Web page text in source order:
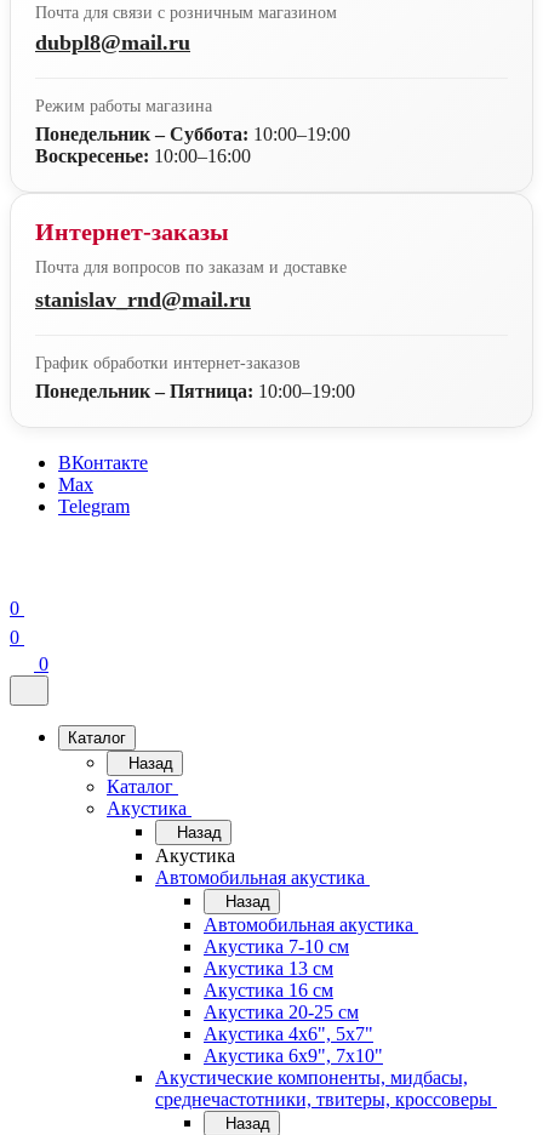
Почта для связи с розничным магазином
dubpl8@mail.ru
Режим работы магазина
Понедельник – Суббота: 10:00–19:00
Воскресенье: 10:00–16:00
Интернет-заказы
Почта для вопросов по заказам и доставке
stanislav_rnd@mail.ru
График обработки интернет-заказов
Понедельник – Пятница: 10:00–19:00
ВКонтакте
Max
Telegram
0
0
0
Каталог
Назад
Каталог
Акустика
Назад
Акустика
Автомобильная акустика
Назад
Автомобильная акустика
Акустика 7-10 см
Акустика 13 см
Акустика 16 см
Акустика 20-25 см
Акустика 4х6", 5х7"
Акустика 6х9", 7х10"
Акустические компоненты, мидбасы,
среднечастотники, твитеры, кроссоверы
Назад